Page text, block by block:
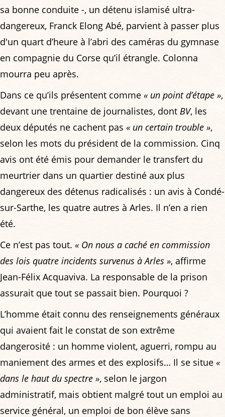
sa bonne conduite -, un détenu islamisé ultra-
dangereux, Franck Elong Abé, parvient à passer plus
d'un quart d’heure à l’abri des caméras du gymnase
en compagnie du Corse qu’il étrangle. Colonna
mourra peu après.
Dans ce qu’ils présentent comme « un point d’étape »,
devant une trentaine de journalistes, dont BV, les
deux députés ne cachent pas « un certain trouble »,
selon les mots du président de la commission. Cinq
avis ont été émis pour demander le transfert du
meurtrier dans un quartier destiné aux plus
dangereux des détenus radicalisés : un avis à Condé-
sur-Sarthe, les quatre autres à Arles. Il n’en a rien
été.
Ce n’est pas tout. « On nous a caché en commission
des lois quatre incidents survenus à Arles », affirme
Jean-Félix Acquaviva. La responsable de la prison
assurait que tout se passait bien. Pourquoi ?
L’homme était connu des renseignements généraux
qui avaient fait le constat de son extrême
dangerosité : un homme violent, aguerri, rompu au
maniement des armes et des explosifs… Il se situe «
dans le haut du spectre », selon le jargon
administratif, mais obtient malgré tout un emploi au
service général, un emploi de bon élève sans